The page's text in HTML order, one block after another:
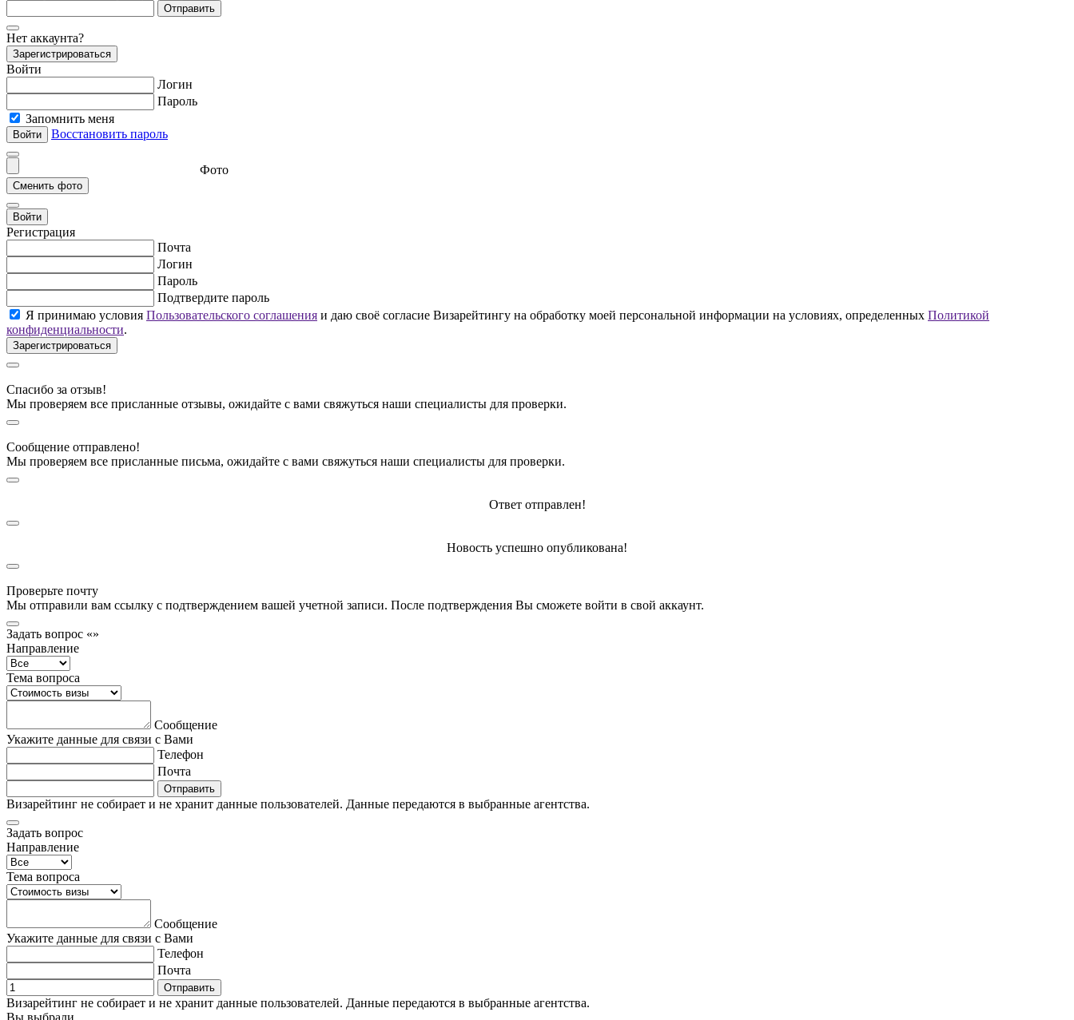
Отправить
Нет аккаунта?
Зарегистрироваться
Войти
Логин
Пароль
Запомнить меня
Восстановить пароль
Фото
Войти
Регистрация
Почта
Логин
Пароль
Подтвердите пароль
Я принимаю условия Пользовательского соглашения и даю своё согласие Визарейтингу на обработку моей персональной информации на условиях, определенных Политикой
конфиденциальности.
Спасибо за отзыв!
Мы проверяем все присланные отзывы, ожидайте с вами свяжуться наши специалисты для проверки.
Сообщение отправлено!
Мы проверяем все присланные письма, ожидайте с вами свяжуться наши специалисты для проверки.
Ответ отправлен!
Новость успешно опубликована!
Проверьте почту
Мы отправили вам ссылку с подтверждением вашей учетной записи. После подтверждения Вы сможете войти в свой аккаунт.
Задать вопрос «»
Направление
Тема вопроса
Сообщение
Укажите данные для связи с Вами
Телефон
Почта
Отправить
Визарейтинг не собирает и не хранит данные пользователей. Данные передаются в выбранные агентства.
Задать вопрос
Направление
Тема вопроса
Сообщение
Укажите данные для связи с Вами
Телефон
Почта
Отправить
Визарейтинг не собирает и не хранит данные пользователей. Данные передаются в выбранные агентства.
Вы выбрали